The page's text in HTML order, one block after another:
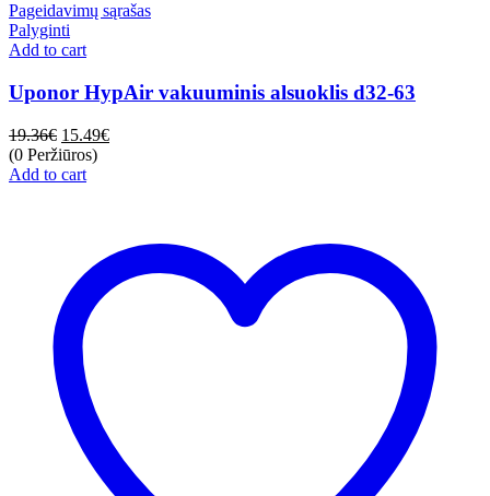
Pageidavimų sąrašas
Palyginti
Add to cart
Uponor HypAir vakuuminis alsuoklis d32-63
19.36€ 15.49€
(0 Peržiūros)
Add to cart